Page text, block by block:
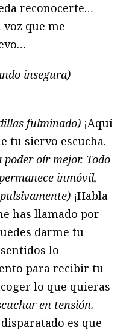
reconocerte…
que me
insegura)
fulminado) ¡Aquí
tu siervo escucha.
oír mejor. Todo
inmóvil,
¡Habla
has llamado por
darme tu
lo
para recibir tu
lo que quieras
en tensión.
es que